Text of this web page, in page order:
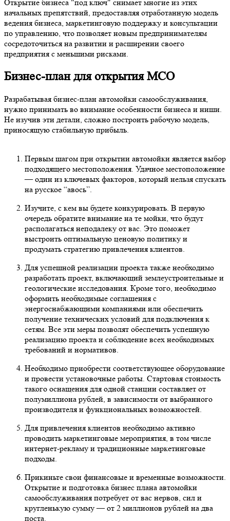
Открытие бизнеса "под ключ" снимает многие из этих
начальных препятствий, предоставляя отработанную модель
ведения бизнеса, маркетинговую поддержку и консультации
по управлению, что позволяет новым предпринимателям
сосредоточиться на развитии и расширении своего
предприятия с меньшими рисками.
Бизнес-план для открытия МСО
Разрабатывая бизнес-план автомойки самообслуживания,
нужно принимать во внимание особенности бизнеса и ниши.
Не изучив эти детали, сложно построить рабочую модель,
приносящую стабильную прибыль.
Первым шагом при открытии автомойки является выбор
подходящего местоположения. Удачное местоположение
— один из ключевых факторов, который нельзя спускать
на русское “авось”.
Изучите, с кем вы будете конкурировать. В первую
очередь обратите внимание на те мойки, что будут
располагаться неподалеку от вас. Это поможет
выстроить оптимальную ценовую политику и
продумать стратегию привлечения клиентов.
Для успешной реализации проекта также необходимо
разработать проект, включающий землеустроительные и
геологические исследования. Кроме того, необходимо
оформить необходимые соглашения с
энергоснабжающими компаниями или обеспечить
получение технических условий для подключения к
сетям. Все эти меры позволят обеспечить успешную
реализацию проекта и соблюдение всех необходимых
требований и нормативов.
Необходимо приобрести соответствующее оборудование
и провести установочные работы. Стартовая стоимость
такого оснащения для одной станции составляет от
полумиллиона рублей, в зависимости от выбранного
производителя и функциональных возможностей.
Для привлечения клиентов необходимо активно
проводить маркетинговые мероприятия, в том числе
интернет-рекламу и традиционные маркетинговые
подходы.
Прикиньте свои финансовые и временные возможности.
Открытие и подготовка бизнес плана автомойки
самообслуживания потребует от вас нервов, сил и
кругленькую сумму — от 2 миллионов рублей на два
поста.